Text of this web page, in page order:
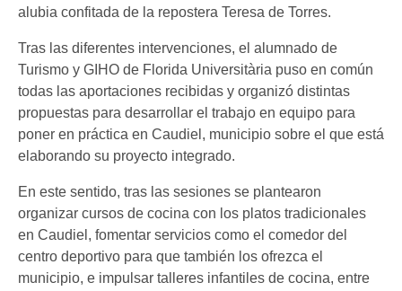
alubia confitada de la repostera Teresa de Torres.
Tras las diferentes intervenciones, el alumnado de
Turismo y GIHO de Florida Universitària puso en común
todas las aportaciones recibidas y organizó distintas
propuestas para desarrollar el trabajo en equipo para
poner en práctica en Caudiel, municipio sobre el que está
elaborando su proyecto integrado.
En este sentido, tras las sesiones se plantearon
organizar cursos de cocina con los platos tradicionales
en Caudiel, fomentar servicios como el comedor del
centro deportivo para que también los ofrezca el
municipio, e impulsar talleres infantiles de cocina, entre